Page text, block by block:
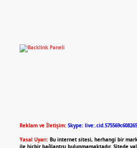
Reklam ve İletişim: Skype:
Yasal Uyarı: Bu internet sitesi, herhangi bir